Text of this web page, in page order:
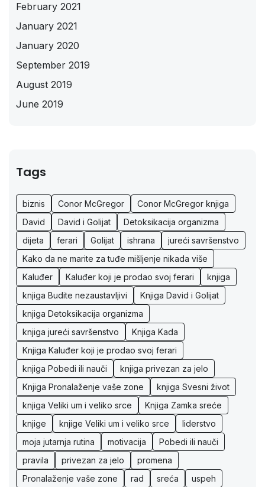
February 2021
January 2021
January 2020
September 2019
August 2019
June 2019
Tags
biznis Conor McGregor
Conor McGregor knjiga
David
David i Golijat
Detoksikacija organizma
dijeta
ferari Golijat ishrana
jureći savršenstvo
Kako da ne marite za tuđe mišljenje nikada više
Kaluđer
Kaluđer koji je prodao svoj ferari
knjiga
knjiga Budite nezaustavljivi
Knjiga David i Golijat
knjiga Detoksikacija organizma
knjiga jureći savršenstvo
Knjiga Kada
Knjiga Kaluđer koji je prodao svoj ferari
knjiga Pobedi ili nauči
knjiga privezan za jelo
Knjiga Pronalaženje vaše zone
knjiga Svesni život
knjiga Veliki um i veliko srce
Knjiga Zamka sreće
knjige
knjige Veliki um i veliko srce
liderstvo
moja jutarnja rutina
motivacija
Pobedi ili nauči
pravila
privezan za jelo
promena
Pronalaženje vaše zone
rad sreća uspeh